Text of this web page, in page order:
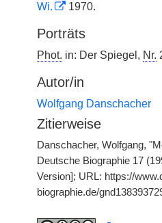
Wi.
1970.
Porträts
Phot. in: Der Spiegel, Nr.
Autor/in
Wolfgang Danschacher
Zitierweise
Danschacher, Wolfgang,
Deutsche Biographie 17
Version]; URL: https://
biographie.de/